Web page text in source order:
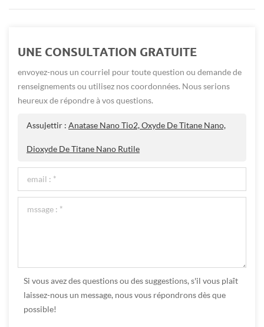
UNE CONSULTATION GRATUITE
envoyez-nous un courriel pour toute question ou demande de
renseignements ou utilisez nos coordonnées. Nous serions
heureux de répondre à vos questions.
Assujettir : Anatase Nano Tio2, Oxyde De Titane Nano,
Dioxyde De Titane Nano Rutile
Si vous avez des questions ou des suggestions, s'il vous plaît
laissez-nous un message, nous vous répondrons dès que
possible!